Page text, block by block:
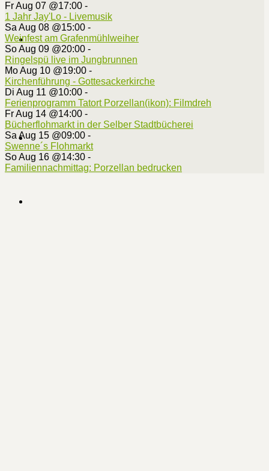
Fr Aug 07 @17:00 -
1 Jahr Jay'Lo - Livemusik
Sa Aug 08 @15:00 -
Weinfest am Grafenmühlweiher
So Aug 09 @20:00 -
Ringelspü live im Jungbrunnen
Mo Aug 10 @19:00 -
Kirchenführung - Gottesackerkirche
Di Aug 11 @10:00 -
Ferienprogramm Tatort Porzellan(ikon): Filmdreh
Fr Aug 14 @14:00 -
Bücherflohmarkt in der Selber Stadtbücherei
Sa Aug 15 @09:00 -
Swenne´s Flohmarkt
So Aug 16 @14:30 -
Familiennachmittag: Porzellan bedrucken